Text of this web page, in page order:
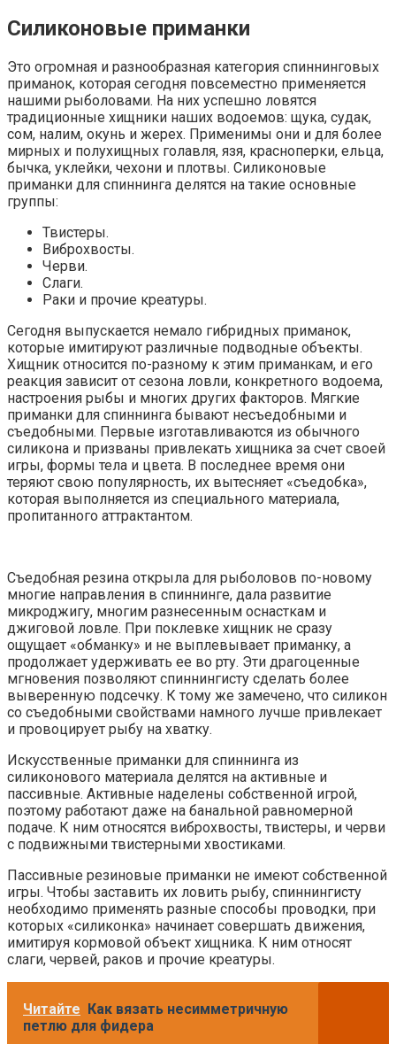
Силиконовые приманки
Это огромная и разнообразная категория спиннинговых
приманок, которая сегодня повсеместно применяется
нашими рыболовами. На них успешно ловятся
традиционные хищники наших водоемов: щука, судак,
сом, налим, окунь и жерех. Применимы они и для более
мирных и полухищных голавля, язя, красноперки, ельца,
бычка, уклейки, чехони и плотвы. Силиконовые
приманки для спиннинга делятся на такие основные
группы:
Твистеры.
Виброхвосты.
Черви.
Слаги.
Раки и прочие креатуры.
Сегодня выпускается немало гибридных приманок,
которые имитируют различные подводные объекты.
Хищник относится по-разному к этим приманкам, и его
реакция зависит от сезона ловли, конкретного водоема,
настроения рыбы и многих других факторов. Мягкие
приманки для спиннинга бывают несъедобными и
съедобными. Первые изготавливаются из обычного
силикона и призваны привлекать хищника за счет своей
игры, формы тела и цвета. В последнее время они
теряют свою популярность, их вытесняет «съедобка»,
которая выполняется из специального материала,
пропитанного аттрактантом.
Съедобная резина открыла для рыболовов по-новому
многие направления в спиннинге, дала развитие
микроджигу, многим разнесенным оснасткам и
джиговой ловле. При поклевке хищник не сразу
ощущает «обманку» и не выплевывает приманку, а
продолжает удерживать ее во рту. Эти драгоценные
мгновения позволяют спиннингисту сделать более
выверенную подсечку. К тому же замечено, что силикон
со съедобными свойствами намного лучше привлекает
и провоцирует рыбу на хватку.
Искусственные приманки для спиннинга из
силиконового материала делятся на активные и
пассивные. Активные наделены собственной игрой,
поэтому работают даже на банальной равномерной
подаче. К ним относятся виброхвосты, твистеры, и черви
с подвижными твистерными хвостиками.
Пассивные резиновые приманки не имеют собственной
игры. Чтобы заставить их ловить рыбу, спиннингисту
необходимо применять разные способы проводки, при
которых «силиконка» начинает совершать движения,
имитируя кормовой объект хищника. К ним относят
слаги, червей, раков и прочие креатуры.
Читайте Как вязать несимметричную
петлю для фидера